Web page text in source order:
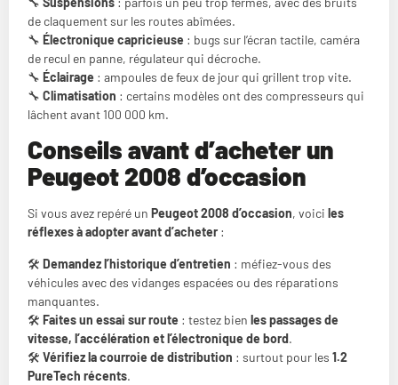
de claquement sur les routes abîmées.
🔧 Électronique capricieuse : bugs sur l’écran tactile, caméra
de recul en panne, régulateur qui décroche.
🔧 Éclairage : ampoules de feux de jour qui grillent trop vite.
🔧 Climatisation : certains modèles ont des compresseurs qui
lâchent avant 100 000 km.
Conseils avant d’acheter un
Peugeot 2008 d’occasion
Si vous avez repéré un Peugeot 2008 d’occasion, voici les
réflexes à adopter avant d’acheter :
🛠 Demandez l’historique d’entretien : méfiez-vous des
véhicules avec des vidanges espacées ou des réparations
manquantes.
🛠 Faites un essai sur route : testez bien les passages de
vitesse, l’accélération et l’électronique de bord.
🛠 Vérifiez la courroie de distribution : surtout pour les 1.2
PureTech récents.